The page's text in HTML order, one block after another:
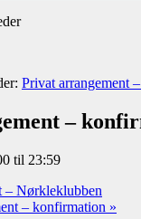
Privat arrangement
–
til 23:59
– Nørkleklubben
– konfirmation »